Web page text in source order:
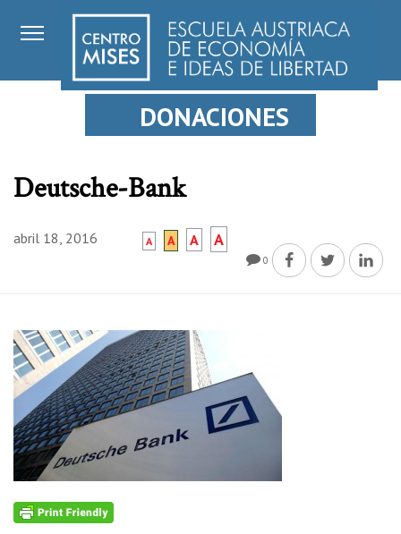
DONACIONES
Deutsche-Bank
abril 18, 2016 A A A A
0